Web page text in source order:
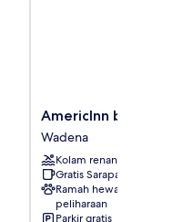
AmericInn
by
Wyndham
Wadena
Wadena
AmericInn by
Wadena
Kolam renang
Gratis Sarapan
Ramah hewan
peliharaan
Parkir gratis